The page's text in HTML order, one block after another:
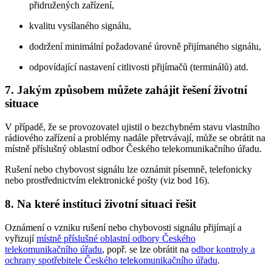
přidružených zařízení,
kvalitu vysílaného signálu,
dodržení minimální požadované úrovně přijímaného signálu,
odpovídající nastavení citlivosti přijímačů (terminálů) atd.
7. Jakým způsobem můžete zahájit řešení životní
situace
V případě, že se provozovatel ujistil o bezchybném stavu vlastního
rádiového zařízení a problémy nadále přetrvávají, může se obrátit na
místně příslušný oblastní odbor Českého telekomunikačního úřadu.
Rušení nebo chybovost signálu lze oznámit písemně, telefonicky
nebo prostřednictvím elektronické pošty (viz bod 16).
8. Na které instituci životní situaci řešit
Oznámení o vzniku rušení nebo chybovosti signálu přijímají a
vyřizujímístně příslušné oblastní odbory Českého
telekomunikačního úřadu, popř. se lze obrátit na odbor kontroly a
ochrany spotřebitele Českého telekomunikačního úřadu.